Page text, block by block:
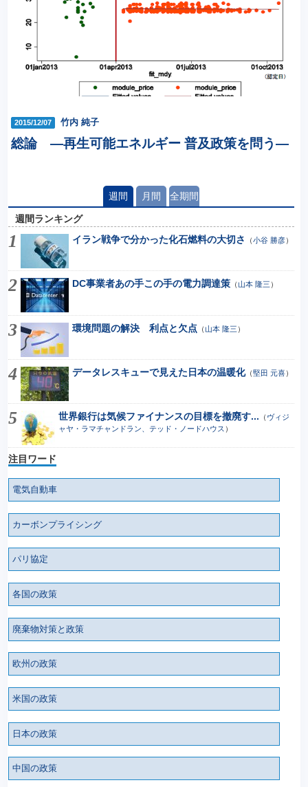
2015/12/07 竹内 純子
総論 ―再生可能エネルギー 普及政策を問う―
週間 月間 全期間
週間ランキング
イラン戦争で分かった化石燃料の大切さ
（小谷 勝彦）
DC事業者あの手この手の電力調達策（山本 隆三 ）
環境問題の解決 利点と欠点 （山本 隆三 ）
データレスキューで見えた日本の温暖化（堅田 元喜）
世界銀行は気候ファイナンスの目標を撤廃す... （ ヴィジ
ャヤ・ラマチャンドラン、テッド・ノードハウス ）
注目ワード
電気自動車
カーボンプライシング
パリ協定
各国の政策
廃棄物対策と政策
欧州の政策
米国の政策
日本の政策
中国の政策